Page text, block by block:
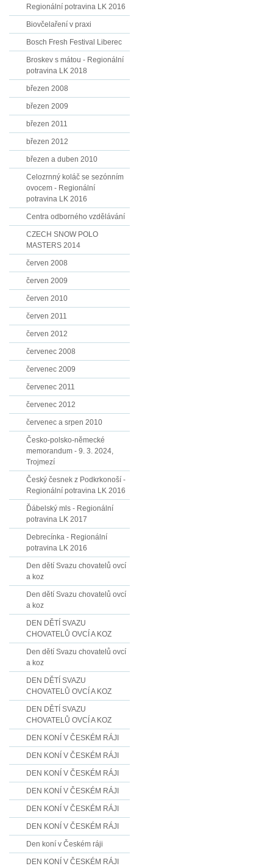
Regionální potravina LK 2016
Biovčelaření v praxi
Bosch Fresh Festival Liberec
Broskev s mátou - Regionální
potravina LK 2018
březen 2008
březen 2009
březen 2011
březen 2012
březen a duben 2010
Celozrnný koláč se sezónním
ovocem - Regionální
potravina LK 2016
Centra odborného vzdělávání
CZECH SNOW POLO
MASTERS 2014
červen 2008
červen 2009
červen 2010
červen 2011
červen 2012
červenec 2008
červenec 2009
červenec 2011
červenec 2012
červenec a srpen 2010
Česko-polsko-německé
memorandum - 9. 3. 2024,
Trojmezí
Český česnek z Podkrkonoší -
Regionální potravina LK 2016
Ďábelský mls - Regionální
potravina LK 2017
Debrecínka - Regionální
potravina LK 2016
Den dětí Svazu chovatelů ovcí
a koz
Den dětí Svazu chovatelů ovcí
a koz
DEN DĚTÍ SVAZU
CHOVATELŮ OVCÍ A KOZ
Den dětí Svazu chovatelů ovcí
a koz
DEN DĚTÍ SVAZU
CHOVATELŮ OVCÍ A KOZ
DEN DĚTÍ SVAZU
CHOVATELŮ OVCÍ A KOZ
DEN KONÍ V ČESKÉM RÁJI
DEN KONÍ V ČESKÉM RÁJI
DEN KONÍ V ČESKÉM RÁJI
DEN KONÍ V ČESKÉM RÁJI
DEN KONÍ V ČESKÉM RÁJI
DEN KONÍ V ČESKÉM RÁJI
Den koní v Českém ráji
DEN KONÍ V ČESKÉM RÁJI